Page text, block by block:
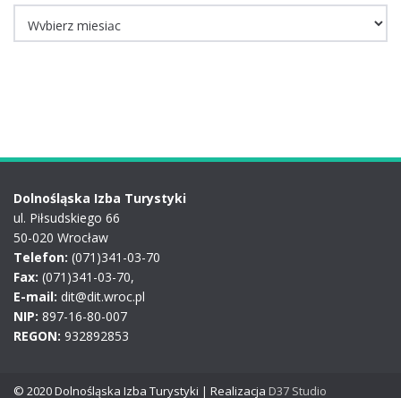
Dolnośląska Izba Turystyki
ul. Piłsudskiego 66
50-020 Wrocław
Telefon: (071)341-03-70
Fax: (071)341-03-70,
E-mail: dit@dit.wroc.pl
NIP: 897-16-80-007
REGON: 932892853
© 2020 Dolnośląska Izba Turystyki | Realizacja D37 Studio